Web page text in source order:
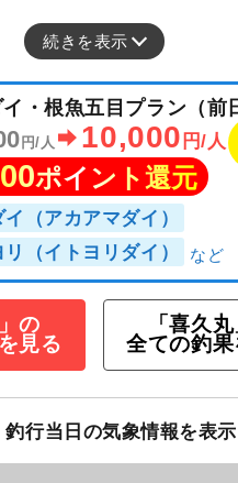
続きを表示
・根魚五目プラン（前
円/人 10,000 円/人
ポイント還元
イ（アカアマダイ）
リ（イトヨリダイ）
の
見る
「喜久
全ての釣果
釣行当日の気象情報を表示